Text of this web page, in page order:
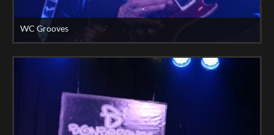
WC Grooves